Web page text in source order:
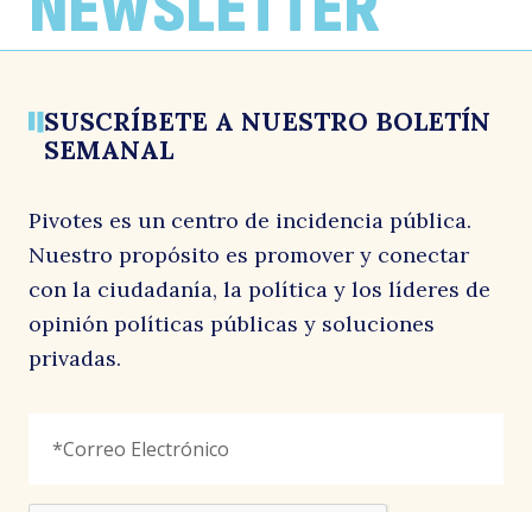
esta gran reforma”
La Tercera, conversa con José Antonio Valenzuela
28 mayo, 2026
6 abril, 2026
SUSCRÍBETE A NUESTRO BOLETÍN
SEMANAL
señala
Electrónico *
Pivotes es un centro de incidencia pública.
Nuestro propósito es promover y conectar
con la ciudadanía, la política y los líderes de
opinión políticas públicas y soluciones
privadas.